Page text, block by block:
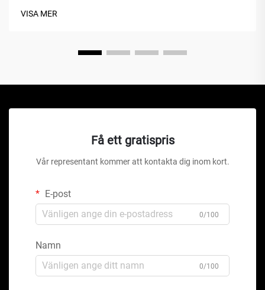
VISA MER
Få ett gratispris
Vår representant kommer att kontakta dig inom kort.
E-post
0/100
Namn
0/100